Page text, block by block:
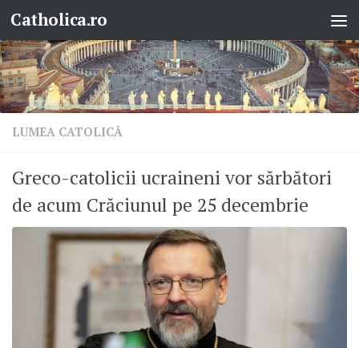
Skip to content
Catholica.ro
LUMEA CATOLICĂ
Greco-catolicii ucraineni vor sărbători
de acum Crăciunul pe 25 decembrie